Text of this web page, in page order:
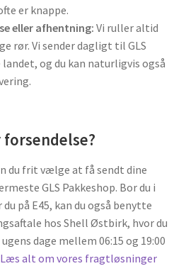
er knappe.
eller afhentning: Vi ruller altid
rør. Vi sender dagligt til GLS
landet, og du kan naturligvis også
du frit vælge at få sendt dine
GLS Pakkeshop. Bor du i
på E45, kan du også benytte
hos Shell Østbirk, hvor du
dage mellem 06:15 og 19:00
Læs alt om vores fragtløsninger